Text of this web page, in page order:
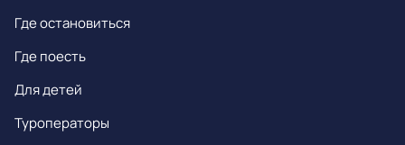
Где остановиться
Где поесть
Для детей
Туроператоры